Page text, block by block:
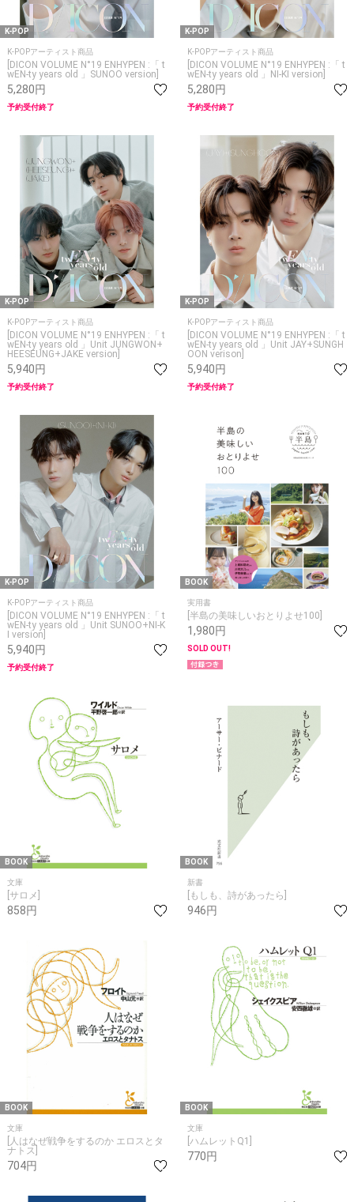
K-POP
K-POPアーティスト商品
[DICON VOLUME N°19 ENHYPEN :「 t
wEN-ty years old 」SUNOO version]
5,280円
予約受付終了
K-POP
K-POPアーティスト商品
[DICON VOLUME N°19 ENHYPEN :「 t
wEN-ty years old 」NI-KI version]
5,280円
予約受付終了
K-POP
K-POPアーティスト商品
[DICON VOLUME N°19 ENHYPEN :「 t
wEN-ty years old 」Unit JUNGWON+
HEESEUNG+JAKE version]
5,940円
予約受付終了
K-POP
K-POPアーティスト商品
[DICON VOLUME N°19 ENHYPEN :「 t
wEN-ty years old 」Unit JAY+SUNGH
OON verison]
5,940円
予約受付終了
K-POP
K-POPアーティスト商品
[DICON VOLUME N°19 ENHYPEN :「 t
wEN-ty years old 」Unit SUNOO+NI-K
I version]
5,940円
予約受付終了
BOOK
実用書
[半島の美味しいおとりよせ100]
1,980円
SOLD OUT!
BOOK
文庫
[サロメ]
858円
BOOK
新書
[もしも、詩があったら]
946円
BOOK
文庫
[人はなぜ戦争をするのか エロスとタ
ナトス]
704円
BOOK
文庫
[ハムレットQ1]
770円